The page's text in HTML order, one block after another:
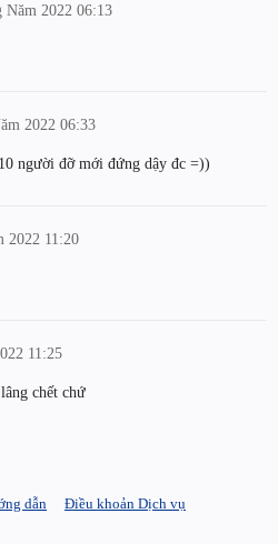
Năm 2022 06:13
2022 06:33
người đỡ mới đứng dậy đc =))
2022 11:20
11:25
chết chứ
dẫn
Điều khoản Dịch vụ